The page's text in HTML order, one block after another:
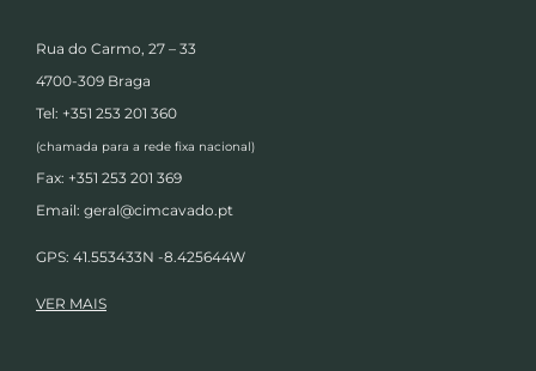
Rua do Carmo, 27 – 33
4700-309 Braga
Tel: +351 253 201 360
(chamada para a rede fixa nacional)
Fax: +351 253 201 369
Email: geral@cimcavado.pt
GPS: 41.553433N -8.425644W
VER MAIS